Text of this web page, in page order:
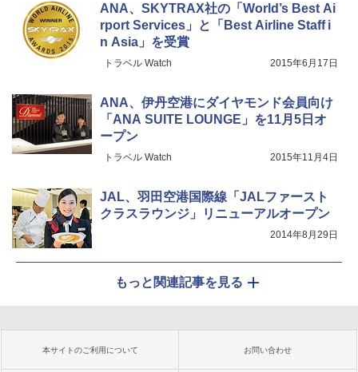
ANA、SKYTRAX社の「World’s Best Ai
rport Services」と「Best Airline Staff i
n Asia」を受賞
トラベル Watch 2015年6月17日
ANA、伊丹空港にダイヤモンド会員向け
「ANA SUITE LOUNGE」を11月5日オ
ープン
トラベル Watch 2015年11月4日
JAL、羽田空港国際線「JALファースト
クラスラウンジ」リニューアルオープン
2014年8月29日
もっと関連記事を見る
本サイトのご利用について お問い合わせ